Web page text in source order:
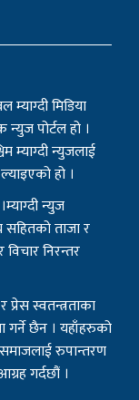
म्याग्दी मिडिया
न्युज पोर्टल हो ।
म्याग्दी न्युजलाई
हो ।
न्युज
सहितको ताजा र
निरन्तर
प्रेस स्वतन्त्रताका
छैन । यहाँहरुको
समाजलाई रुपान्तरण
गर्दछौं ।